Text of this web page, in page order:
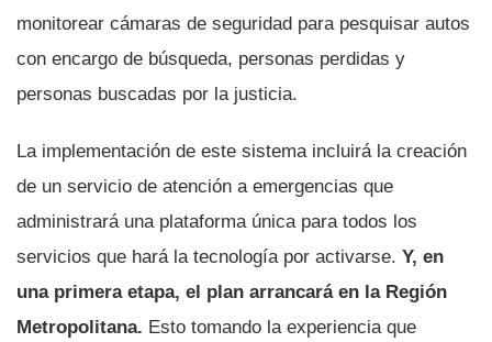
monitorear cámaras de seguridad para pesquisar autos
con encargo de búsqueda, personas perdidas y
personas buscadas por la justicia.
La implementación de este sistema incluirá la creación
de un servicio de atención a emergencias que
administrará una plataforma única para todos los
servicios que hará la tecnología por activarse. Y, en
una primera etapa, el plan arrancará en la Región
Metropolitana. Esto tomando la experiencia que